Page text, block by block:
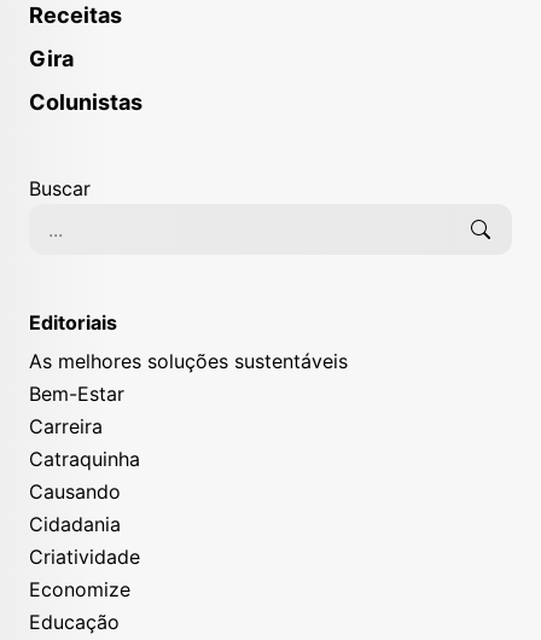
Receitas
Gira
Colunistas
Buscar
Editoriais
As melhores soluções sustentáveis
Bem-Estar
Carreira
Catraquinha
Causando
Cidadania
Criatividade
Economize
Educação